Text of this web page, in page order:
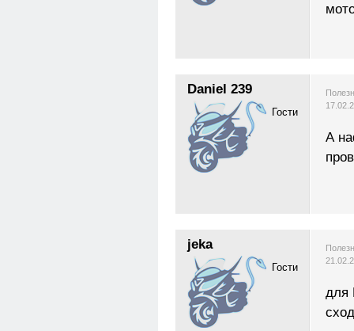
Daniel 239
Гости
А
jeka
Гости
для